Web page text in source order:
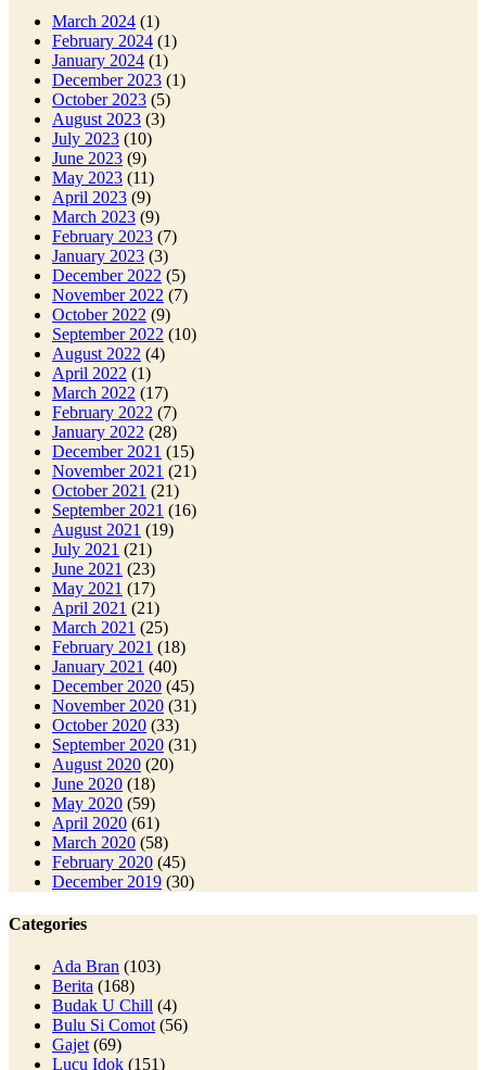
March 2024 (1)
February 2024 (1)
January 2024 (1)
December 2023 (1)
October 2023 (5)
August 2023 (3)
July 2023 (10)
June 2023 (9)
May 2023 (11)
April 2023 (9)
March 2023 (9)
February 2023 (7)
January 2023 (3)
December 2022 (5)
November 2022 (7)
October 2022 (9)
September 2022 (10)
August 2022 (4)
April 2022 (1)
March 2022 (17)
February 2022 (7)
January 2022 (28)
December 2021 (15)
November 2021 (21)
October 2021 (21)
September 2021 (16)
August 2021 (19)
July 2021 (21)
June 2021 (23)
May 2021 (17)
April 2021 (21)
March 2021 (25)
February 2021 (18)
January 2021 (40)
December 2020 (45)
November 2020 (31)
October 2020 (33)
September 2020 (31)
August 2020 (20)
June 2020 (18)
May 2020 (59)
April 2020 (61)
March 2020 (58)
February 2020 (45)
December 2019 (30)
Categories
Ada Bran (103)
Berita (168)
Budak U Chill (4)
Bulu Si Comot (56)
Gajet (69)
Lucu Idok (151)